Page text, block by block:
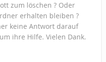
zum löschen ? Oder
erhalten bleiben ?
keine Antwort darauf
ihre Hilfe. Vielen Dank.